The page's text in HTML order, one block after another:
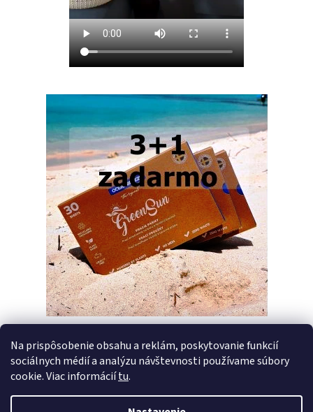
Na prispôsobenie obsahu a reklám, poskytovanie funkcií
sociálnych médií a analýzu návštevnosti používame súbory
cookie. Viac informáciítu.
PREDCHÁDZAJÚCI ČLÁNOK